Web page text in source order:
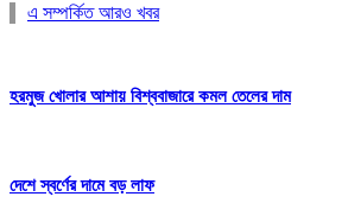
এ সম্পর্কিত আরও খবর
হরমুজ খোলার আশায় বিশ্ববাজারে কমল তেলের দাম
দেশে স্বর্ণের দামে বড় লাফ